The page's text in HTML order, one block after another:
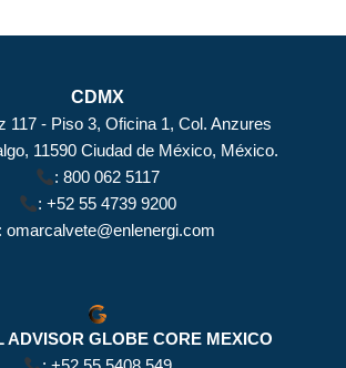
CDMX
117 - Piso 3, Oficina 1, Col. Anzures
11590 Ciudad de México, México.
: 800 062 5117
: +52 55 4739 9200
:omarcalvete@enlenergi.com
ADVISOR GLOBE CORE MEXICO